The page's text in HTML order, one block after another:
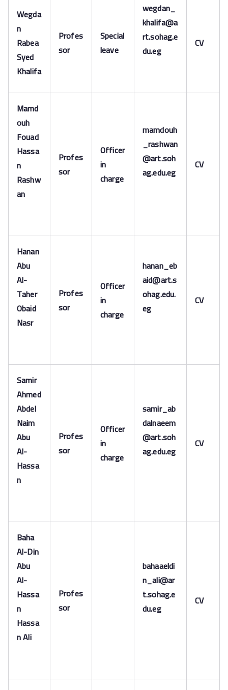
Wegda
n
Rabea
Syed
Khalifa
Profes
sor
Special
leave
wegdan_
khalifa@a
rt.sohag.e
du.eg
CV
Mamd
ouh
Fouad
Hassa
n
Rashw
an
Profes
sor
Officer
in
charge
mamdouh
_rashwan
@art.soh
ag.edu.eg
CV
Hanan
Abu
Al-
Taher
Obaid
Nasr
Profes
sor
Officer
in
charge
hanan_eb
aid@art.s
ohag.edu.
eg
CV
Samir
Ahmed
Abdel
Naim
Abu
Al-
Hassa
n
Profes
sor
Officer
in
charge
samir_ab
dalnaeem
@art.soh
ag.edu.eg
CV
Baha
Al-Din
Abu
Al-
Hassa
n
Hassa
n Ali
Profes
sor
bahaaeldi
n_ali@ar
t.sohag.e
du.eg
CV